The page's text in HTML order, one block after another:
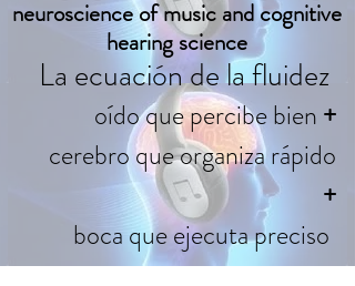
neuroscience of music and cognitive
hearing science
La ecuación de la fluidez
oído que percibe bien +
cerebro que organiza rápido
+
boca que ejecuta preciso